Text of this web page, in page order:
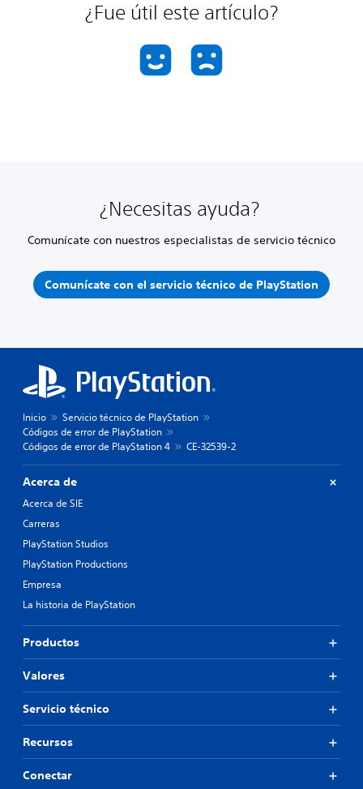
¿Fue útil este artículo?
¿Necesitas ayuda?
Comunícate con nuestros especialistas de servicio técnico
Comunícate con el servicio técnico de PlayStation
Inicio
Servicio técnico de PlayStation
Códigos de error de PlayStation
Códigos de error de PlayStation 4
CE-32539-2
Acerca de
Acerca de SIE
Carreras
PlayStation Studios
PlayStation Productions
Empresa
La historia de PlayStation
Productos
Valores
Servicio técnico
Recursos
Conectar